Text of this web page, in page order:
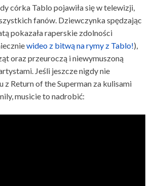
córka Tablo pojawiła się w telewizji,
fanów. Dziewczynka spędzając
pokazała raperskie zdolności
wideo z bitwą na rymy z Tablo!),
oraz przeuroczą i niewymuszoną
Jeśli jeszcze nigdy nie
z Return of the Superman za kulisami
musicie to nadrobić: